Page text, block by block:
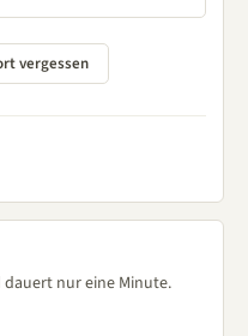
nur eine Minute.